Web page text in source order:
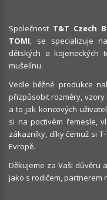
Společnost T&T Czech
TOMI, se specializuje
dětských a kojeneckých
mušelínu.
Vedle běžné produkce
přizpůsobit rozměry,
a to jak koncových
si na poctivém řemesle,
zákazníky, díky čemuž si
Evropě.
Děkujeme za Vaši důvěru
jako s rodičem, partnerem